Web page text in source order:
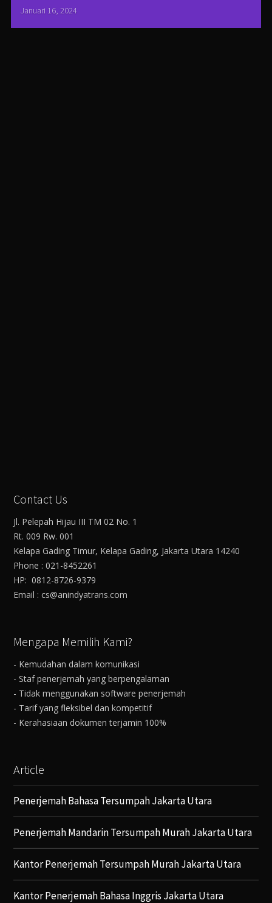
Januari 16, 2024
Contact Us
Jl. Pelepah Hijau III TM 02 No. 1
Rt. 009 Rw. 001
Kelapa Gading Timur, Kelapa Gading, Jakarta Utara 14240
Phone : 021-8452261
HP: 0812-8726-9379
Email : cs@anindyatrans.com
Mengapa Memilih Kami?
- Kemudahan dalam komunikasi
- Staf penerjemah yang berpengalaman
- Tidak menggunakan software penerjemah
- Tarif yang fleksibel dan kompetitif
- Kerahasiaan dokumen terjamin 100%
Article
Penerjemah Bahasa Tersumpah Jakarta Utara
Penerjemah Mandarin Tersumpah Murah Jakarta Utara
Kantor Penerjemah Tersumpah Murah Jakarta Utara
Kantor Penerjemah Bahasa Inggris Jakarta Utara